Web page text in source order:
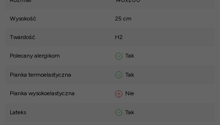
Wysokość 25 cm
Twardość H2
Polecany alergikom Tak
Pianka termoelastyczna Tak
Pianka wysokoelastyczna Nie
Lateks Tak